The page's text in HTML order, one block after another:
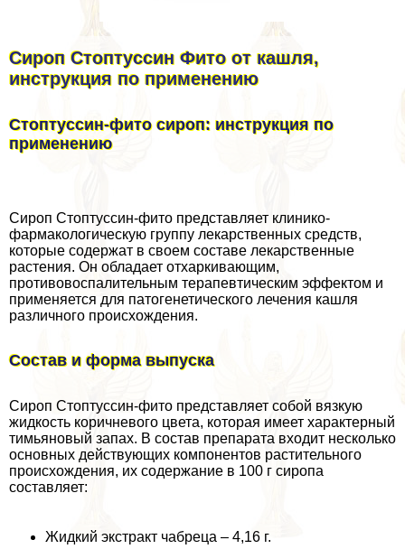
Сироп Стоптуссин Фито от кашля,
инструкция по применению
Стоптуссин-фито сироп: инструкция по
применению
Сироп Стоптуссин-фито представляет клинико-
фармакологическую группу лекарственных средств,
которые содержат в своем составе лекарственные
растения. Он обладает отхаркивающим,
противовоспалительным терапевтическим эффектом и
применяется для патогенетического лечения кашля
различного происхождения.
Состав и форма выпуска
Сироп Стоптуссин-фито представляет собой вязкую
жидкость коричневого цвета, которая имеет хаpaктерный
тимьяновый запах. В состав препарата входит несколько
основных действующих компонентов растительного
происхождения, их содержание в 100 г сиропа
составляет:
Жидкий экстpaкт чабреца – 4,16 г.